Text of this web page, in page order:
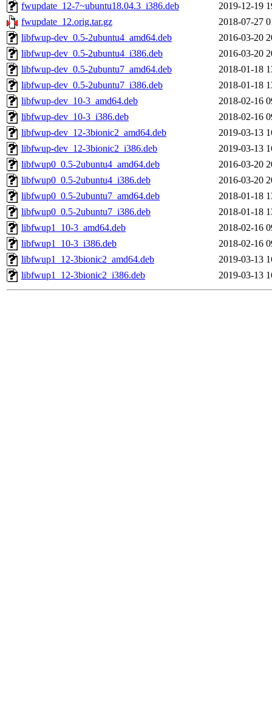
fwupdate_12-7~ubuntu18.04.3_i386.deb
2019-12-19
fwupdate_12.orig.tar.gz
2018-07-27
libfwup-dev_0.5-2ubuntu4_amd64.deb
2016-03-20
libfwup-dev_0.5-2ubuntu4_i386.deb
2016-03-20
libfwup-dev_0.5-2ubuntu7_amd64.deb
2018-01-18
libfwup-dev_0.5-2ubuntu7_i386.deb
2018-01-18
libfwup-dev_10-3_amd64.deb
2018-02-16
libfwup-dev_10-3_i386.deb
2018-02-16
libfwup-dev_12-3bionic2_amd64.deb
2019-03-13
libfwup-dev_12-3bionic2_i386.deb
2019-03-13
libfwup0_0.5-2ubuntu4_amd64.deb
2016-03-20
libfwup0_0.5-2ubuntu4_i386.deb
2016-03-20
libfwup0_0.5-2ubuntu7_amd64.deb
2018-01-18
libfwup0_0.5-2ubuntu7_i386.deb
2018-01-18
libfwup1_10-3_amd64.deb
2018-02-16
libfwup1_10-3_i386.deb
2018-02-16
libfwup1_12-3bionic2_amd64.deb
2019-03-13
libfwup1_12-3bionic2_i386.deb
2019-03-13